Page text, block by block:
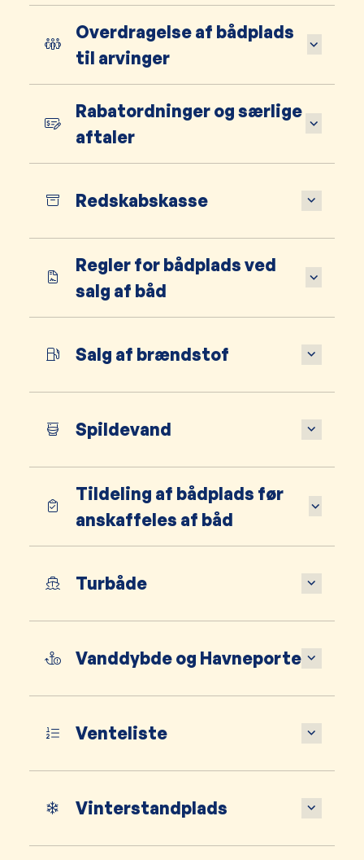
Overdragelse af bådplads
til arvinger
Rabatordninger og særlige
aftaler
Redskabskasse
Regler for bådplads ved
salg af båd
Salg af brændstof
Spildevand
Tildeling af bådplads før
anskaffeles af båd
Turbåde
Vanddybde og Havneporte
Venteliste
Vinterstandplads